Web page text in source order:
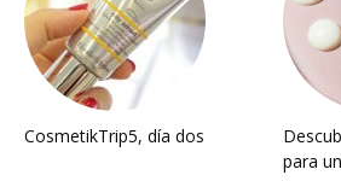
CosmetikTrip5, día dos
para